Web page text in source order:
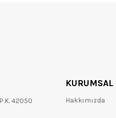
42050
KURUMSAL
Hakkımızda